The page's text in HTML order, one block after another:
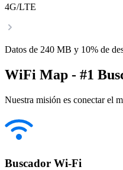
4G/LTE
Datos de 240 MB y 10% de
WiFi Map - #1
Nuestra misión es conectar el
Buscador Wi-Fi